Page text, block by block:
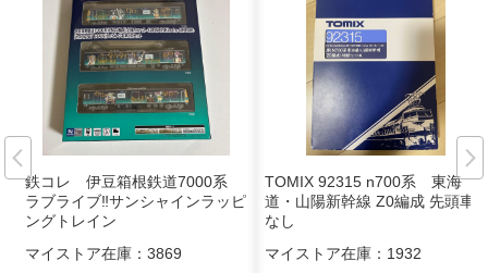
鉄コレ 伊豆箱根鉄道7000系
ラブライブ‼︎サンシャインラッピ
ングトレイン
マイストア在庫： 3869
TOMIX 92315 n700系 東海
道・山陽新幹線 Z0編成 先頭車
なし
マイストア在庫： 1932